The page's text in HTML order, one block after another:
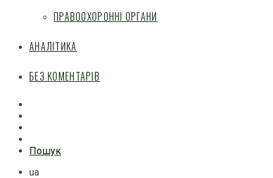
ПРАВООХОРОННІ ОРГАНИ
АНАЛІТИКА
БЕЗ КОМЕНТАРІВ
Пошук
ua